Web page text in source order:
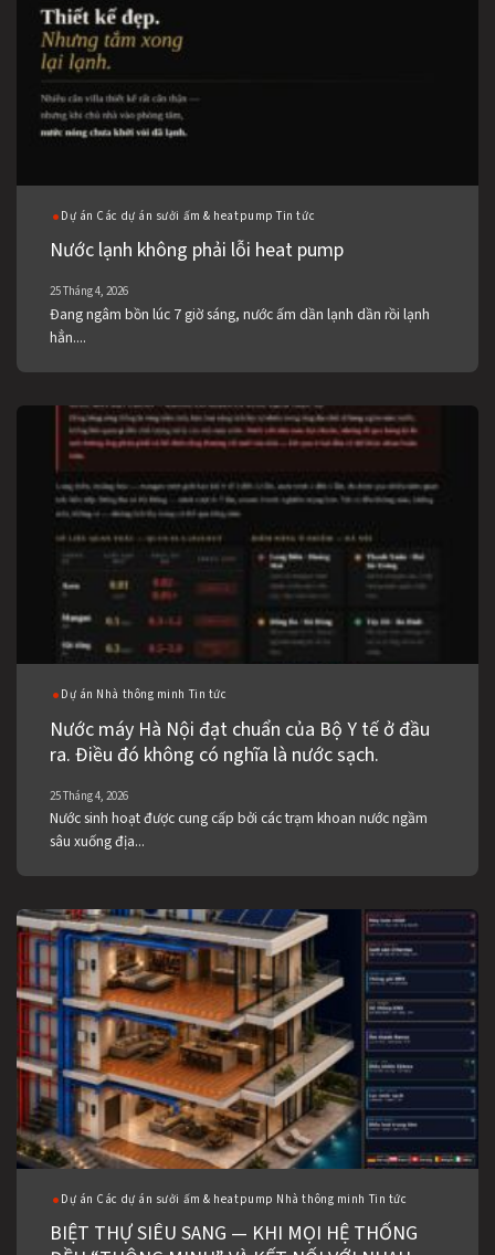
Dự án Các dự án sưởi ấm & heatpump Tin tức
Nước lạnh không phải lỗi heat pump
25 Tháng 4, 2026
hẳn....
Dự án Nhà thông minh Tin tức
Nước máy Hà Nội đạt chuẩn của Bộ Y tế ở đầu
ra. Điều đó không có nghĩa là nước sạch.
25 Tháng 4, 2026
Nước sinh hoạt được cung cấp bởi các trạm khoan nước ngầm
sâu xuống địa...
Dự án Các dự án sưởi ấm & heatpump Nhà thông minh Tin tức